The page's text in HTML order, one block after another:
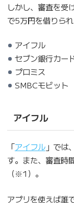
しかし、審査を受
で5万円を借りられ
アイフル
セブン銀行カー
プロミス
SMBCモビット
アイフル
「アイフル」では
す。また、審査時
（※1）。
アプリを使えば誰